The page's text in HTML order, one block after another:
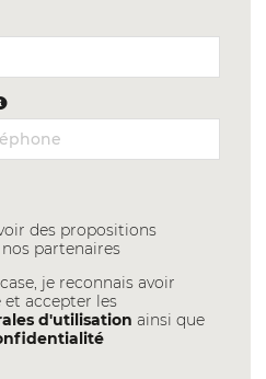
des propositions
partenaires
je reconnais avoir
et accepter les
d'utilisation ainsi que